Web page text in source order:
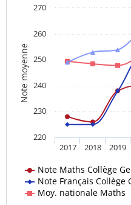
Note moyenne
Note Maths Collège
Note Français Collège
Moy. nationale Maths
2017 2018 2019
220
230
240
250
260
270